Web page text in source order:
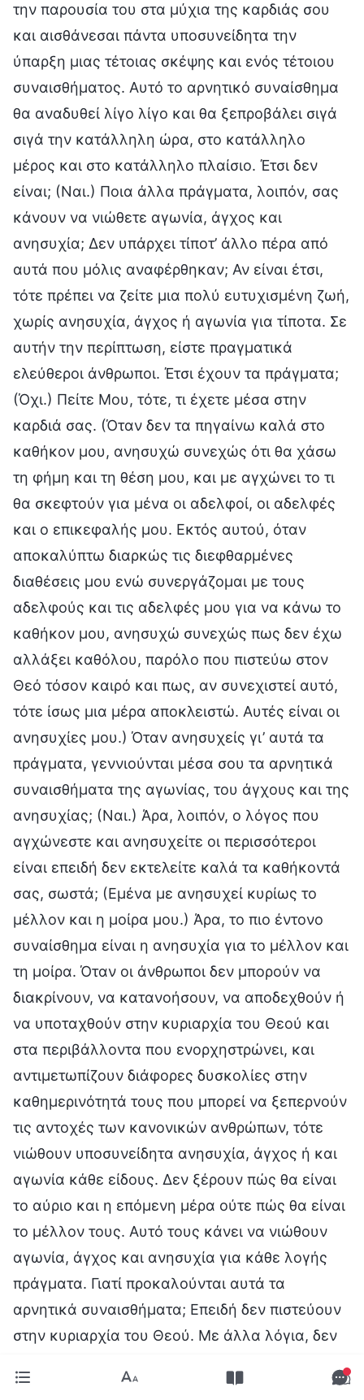
την παρουσία του στα μύχια της καρδιάς σου
και αισθάνεσαι πάντα υποσυνείδητα την
ύπαρξη μιας τέτοιας σκέψης και ενός τέτοιου
συναισθήματος. Αυτό το αρνητικό συναίσθημα
θα αναδυθεί λίγο λίγο και θα ξεπροβάλει σιγά
σιγά την κατάλληλη ώρα, στο κατάλληλο
μέρος και στο κατάλληλο πλαίσιο. Έτσι δεν
είναι; (Ναι.) Ποια άλλα πράγματα, λοιπόν, σας
κάνουν να νιώθετε αγωνία, άγχος και
ανησυχία; Δεν υπάρχει τίποτ’ άλλο πέρα από
αυτά που μόλις αναφέρθηκαν; Αν είναι έτσι,
τότε πρέπει να ζείτε μια πολύ ευτυχισμένη ζωή,
χωρίς ανησυχία, άγχος ή αγωνία για τίποτα. Σε
αυτήν την περίπτωση, είστε πραγματικά
ελεύθεροι άνθρωποι. Έτσι έχουν τα πράγματα;
(Όχι.) Πείτε Μου, τότε, τι έχετε μέσα στην
καρδιά σας. (Όταν δεν τα πηγαίνω καλά στο
καθήκον μου, ανησυχώ συνεχώς ότι θα χάσω
τη φήμη και τη θέση μου, και με αγχώνει το τι
θα σκεφτούν για μένα οι αδελφοί, οι αδελφές
και ο επικεφαλής μου. Εκτός αυτού, όταν
αποκαλύπτω διαρκώς τις διεφθαρμένες
διαθέσεις μου ενώ συνεργάζομαι με τους
αδελφούς και τις αδελφές μου για να κάνω το
καθήκον μου, ανησυχώ συνεχώς πως δεν έχω
αλλάξει καθόλου, παρόλο που πιστεύω στον
Θεό τόσον καιρό και πως, αν συνεχιστεί αυτό,
τότε ίσως μια μέρα αποκλειστώ. Αυτές είναι οι
ανησυχίες μου.) Όταν ανησυχείς γι’ αυτά τα
πράγματα, γεννιούνται μέσα σου τα αρνητικά
συναισθήματα της αγωνίας, του άγχους και της
ανησυχίας; (Ναι.) Άρα, λοιπόν, ο λόγος που
αγχώνεστε και ανησυχείτε οι περισσότεροι
είναι επειδή δεν εκτελείτε καλά τα καθήκοντά
σας, σωστά; (Εμένα με ανησυχεί κυρίως το
μέλλον και η μοίρα μου.) Άρα, το πιο έντονο
συναίσθημα είναι η ανησυχία για το μέλλον και
τη μοίρα. Όταν οι άνθρωποι δεν μπορούν να
διακρίνουν, να κατανοήσουν, να αποδεχθούν ή
να υποταχθούν στην κυριαρχία του Θεού και
στα περιβάλλοντα που ενορχηστρώνει, και
αντιμετωπίζουν διάφορες δυσκολίες στην
καθημερινότητά τους που μπορεί να ξεπερνούν
τις αντοχές των κανονικών ανθρώπων, τότε
νιώθουν υποσυνείδητα ανησυχία, άγχος ή και
αγωνία κάθε είδους. Δεν ξέρουν πώς θα είναι
το αύριο και η επόμενη μέρα ούτε πώς θα είναι
το μέλλον τους. Αυτό τους κάνει να νιώθουν
αγωνία, άγχος και ανησυχία για κάθε λογής
πράγματα. Γιατί προκαλούνται αυτά τα
αρνητικά συναισθήματα; Επειδή δεν πιστεύουν
στην κυριαρχία του Θεού. Με άλλα λόγια, δεν
Θεού και να τη διακρίνουν, αλλά και δεν έχουν